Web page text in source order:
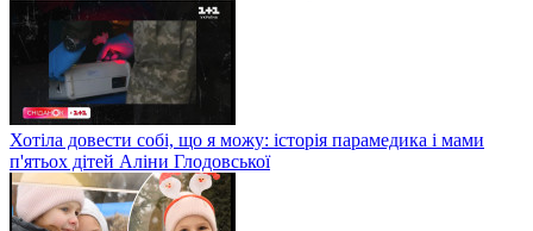
Хотіла довести собі, що я можу: історія парамедика і мами
п'ятьох дітей Аліни Глодовської